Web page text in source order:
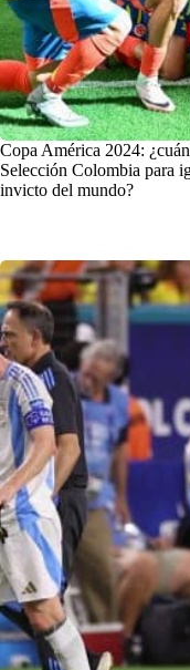
Copa América 2024:
Selección Colombia para
invicto del mundo?